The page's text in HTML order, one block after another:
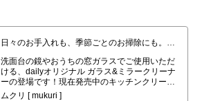
とのお掃除にも。dailyオリジナル〈中性・無香